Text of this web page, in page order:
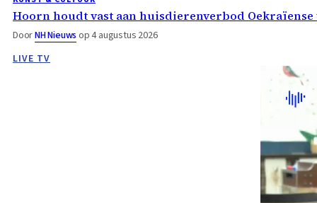
Hoorn houdt vast aan huisdierenverbod
DoorNH Nieuws op 4 augustus 2026
LIVE TV